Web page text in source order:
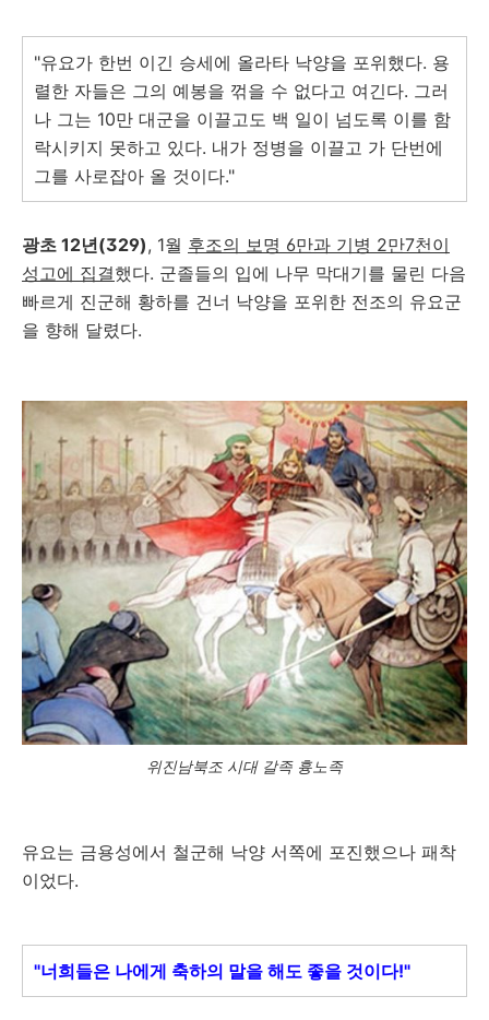
"유요가 한번 이긴 승세에 올라타 낙양을 포위했다. 용
렬한 자들은 그의 예봉을 꺾을 수 없다고 여긴다. 그러
나 그는 10만 대군을 이끌고도 백 일이 넘도록 이를 함
락시키지 못하고 있다. 내가 정병을 이끌고 가 단번에
그를 사로잡아 올 것이다."
광초 12년(329), 1월 후조의 보명 6만과 기병 2만7천이
성고에 집결했다. 군졸들의 입에 나무 막대기를 물린 다음
빠르게 진군해 황하를 건너 낙양을 포위한 전조의 유요군
을 향해 달렸다.
위진남북조 시대 갈족 흉노족
유요는 금용성에서 철군해 낙양 서쪽에 포진했으나 패착
이었다.
"너희들은 나에게 축하의 말을 해도 좋을 것이다!"